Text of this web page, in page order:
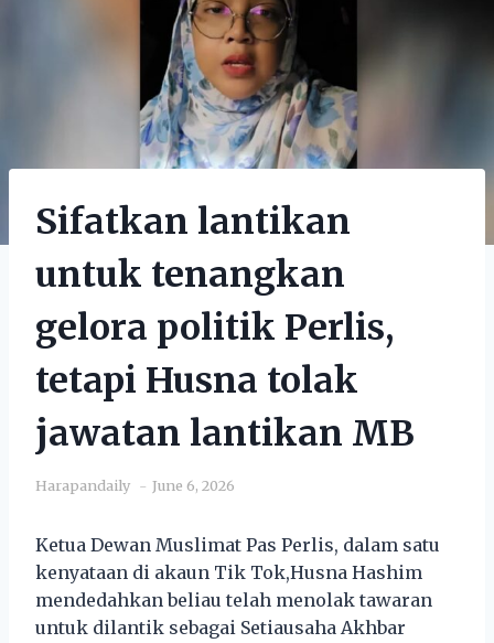
Sifatkan lantikan
untuk tenangkan
gelora politik Perlis,
tetapi Husna tolak
jawatan lantikan MB
Harapandaily June 6, 2026
Ketua Dewan Muslimat Pas Perlis, dalam satu
kenyataan di akaun Tik Tok,Husna Hashim
mendedahkan beliau telah menolak tawaran
untuk dilantik sebagai Setiausaha Akhbar